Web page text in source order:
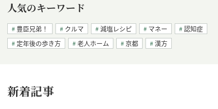
人気のキーワード
豊臣兄弟！ クルマ 減塩レシピ マネー
認知症
定年後の歩き方
老人ホーム 京都 漢方
新着記事